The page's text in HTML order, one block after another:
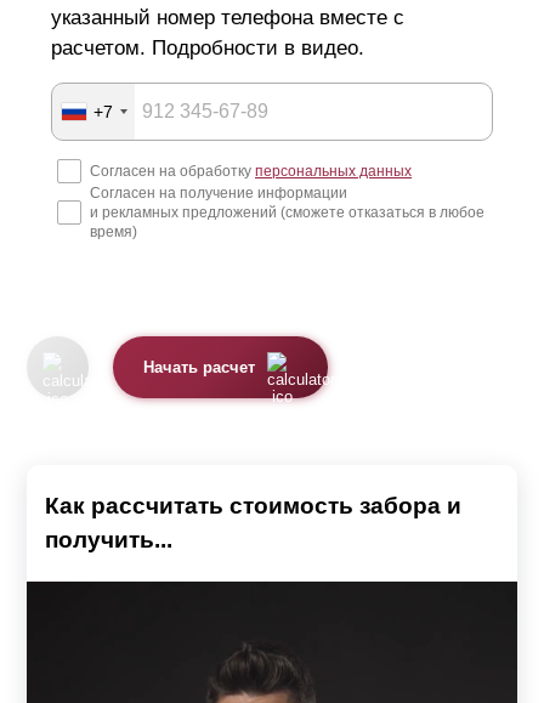
указанный номер телефона вместе с
расчетом. Подробности в видео.
+7
Согласен на обработку персональных данных
Согласен на получение информации
и рекламных предложений (сможете отказаться в любое
время)
Начать расчет
Как рассчитать стоимость забора и
получить...